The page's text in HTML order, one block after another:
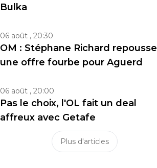
Bulka
06 août , 20:30
OM : Stéphane Richard repousse
une offre fourbe pour Aguerd
06 août , 20:00
Pas le choix, l'OL fait un deal
affreux avec Getafe
Plus d'articles